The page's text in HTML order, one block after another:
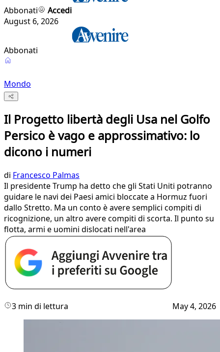
Abbonati
Accedi
August 6, 2026
Abbonati
Mondo
Il Progetto libertà degli Usa nel Golfo
Persico è vago e approssimativo: lo
dicono i numeri
di Francesco Palmas
Il presidente Trump ha detto che gli Stati Uniti potranno
guidare le navi dei Paesi amici bloccate a Hormuz fuori
dallo Stretto. Ma un conto è avere semplici compiti di
ricognizione, un altro avere compiti di scorta. Il punto su
flotta, armi e uomini dislocati nell'area
3 min di lettura May 4, 2026